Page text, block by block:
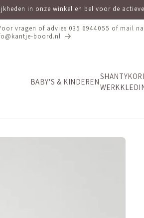
in onze winkel en bel voor de
vragen of advies 035 6944055 of mail
boord.nl
BABY'S & KINDEREN